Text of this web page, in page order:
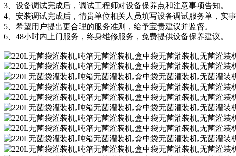
3、设备调试完成后，调试工程师对设备保养点和注意事项告知。
4、安装调试完成后，情贵单位相关人员填写设备调试服务单，实
5、希望用户提出更合理的服务准则，给予宝贵建议并监督。
6、48小时内上门服务，终身维修服务，免费提供设备保养建议。